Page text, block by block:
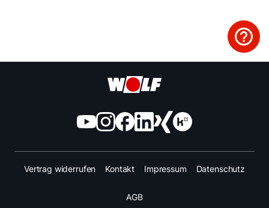
Vertrag widerrufen Kontakt Impressum Datenschutz
AGB